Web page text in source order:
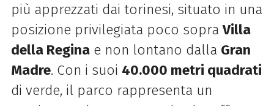
più apprezzati dai torinesi, situato in una
posizione privilegiata poco sopraVilla
della Reginae non lontano dalla Gran
Madre. Con i suoi 40.000 metri quadrati
di verde, il parco rappresenta un